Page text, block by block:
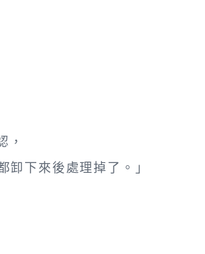
，
下來後處理掉了。」